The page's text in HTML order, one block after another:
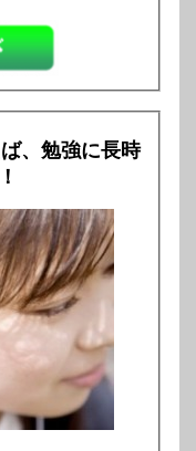
、勉強に長時